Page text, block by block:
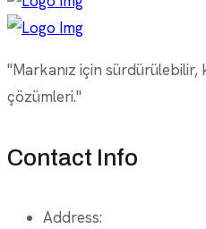
"Markanız için sürdürülebilir,
çözümleri."
Contact Info
Address: